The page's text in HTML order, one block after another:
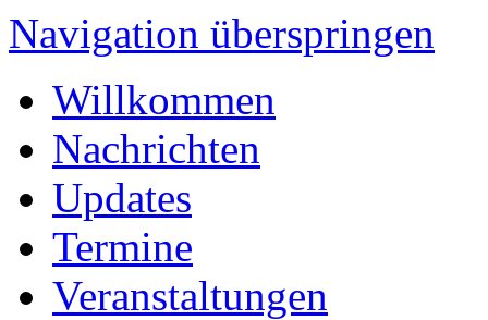
Navigation überspringen
Willkommen
Nachrichten
Updates
Termine
Veranstaltungen